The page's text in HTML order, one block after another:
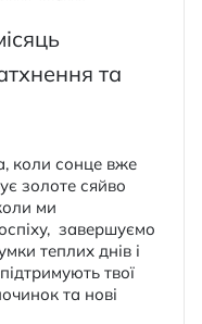
та
коли сонце вже
золоте сяйво
ми
завершуємо
теплих днів і
твої
та нові